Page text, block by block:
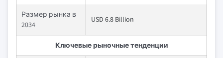
Размер рынка в
2034
USD 6.8 Billion
Ключевые рыночные тенденции